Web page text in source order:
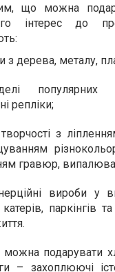
що можна
інтерес до
з дерева, металу,
репліки;
з
гравюр,
вироби у
паркінгів
подарувати
– захоплюючі